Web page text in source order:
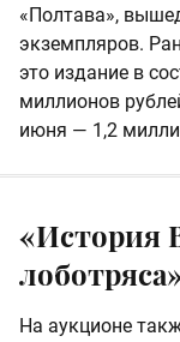
«Полтава»,
экземпляров.
это издание в
миллионов
июня — 1,2
«История
На аукционе